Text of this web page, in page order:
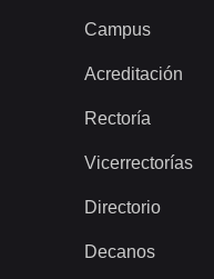
Campus
Acreditación
Rectoría
Vicerrectorías
Directorio
Decanos